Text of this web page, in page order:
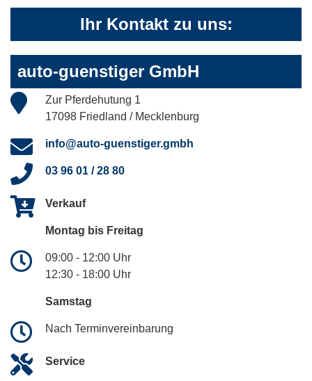
Ihr Kontakt zu uns:
auto-guenstiger GmbH
Zur Pferdehutung 1
17098 Friedland / Mecklenburg
info@auto-guenstiger.gmbh
03 96 01 / 28 80
Verkauf
Montag bis Freitag
09:00 - 12:00 Uhr
12:30 - 18:00 Uhr
Samstag
Nach Terminvereinbarung
Service